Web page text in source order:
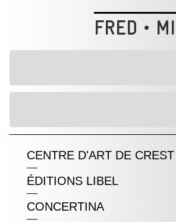
FRED •
CENTRE D'ART DE CREST
ÉDITIONS LIBEL
CONCERTINA